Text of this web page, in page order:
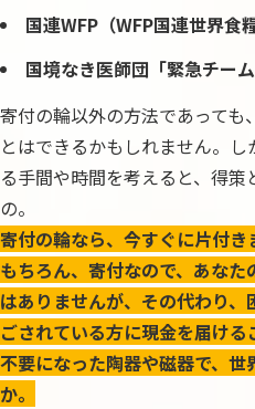
国連WFP（WFP国連世界食
国境なき医師団「緊急チー
寄付の輪以外の方法であっても
とはできるかもしれません。
る手間や時間を考えると、得
の。
寄付の輪なら、今すぐに片付き
もちろん、寄付なので、あな
はありませんが、その代わり
ごされている方に現金を届ける
不要になった陶器や磁器で、
か。